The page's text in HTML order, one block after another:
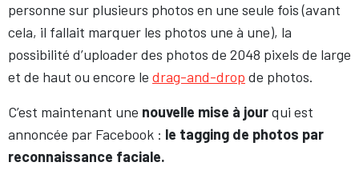
personne sur plusieurs photos en une seule fois (avant
cela, il fallait marquer les photos une à une), la
possibilité d’uploader des photos de 2048 pixels de large
et de haut ou encore le drag-and-drop de photos.
C’est maintenant une nouvelle mise à jourqui est
annoncée par Facebook : le tagging de photos par
reconnaissance faciale.